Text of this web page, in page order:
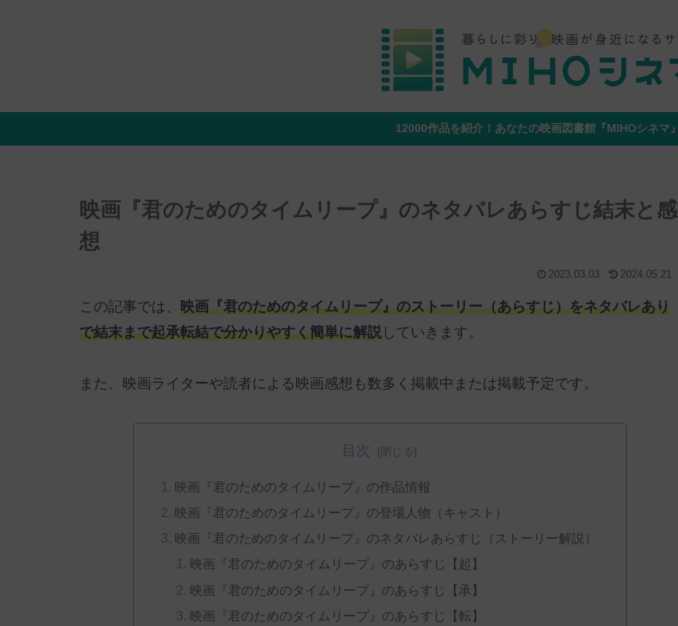
12000作品を紹介！あなたの映画図書館『MIHOシネマ』
映画『君のためのタイムリープ』のネタバレあらすじ結末と感
想
2023.03.03 2024.05.21
この記事では、 映画『君のためのタイムリープ』のストーリー（あらすじ）をネタバレあり
で結末まで起承転結で分かりやすく簡単に解説 していきます。
また、映画ライターや読者による映画感想も数多く掲載中または掲載予定です。
目次
映画『君のためのタイムリープ』の作品情報
映画『君のためのタイムリープ』の登場人物（キャスト）
映画『君のためのタイムリープ』のネタバレあらすじ（ストーリー解説）
映画『君のためのタイムリープ』のあらすじ【起】
映画『君のためのタイムリープ』のあらすじ【承】
映画『君のためのタイムリープ』のあらすじ【転】